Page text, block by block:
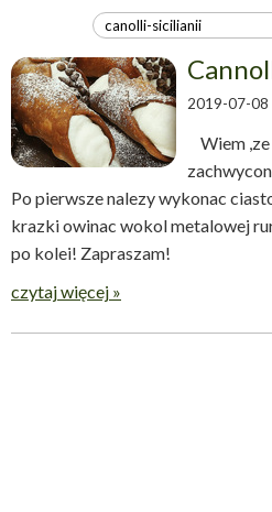
2019-07-08
Wiem
Po pierwsze nalezy wykonac
krazki owinac wokol metalowej
po kolei!
czytaj więcej »